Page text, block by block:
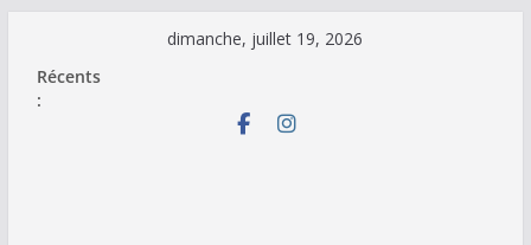
contenu
dimanche, juillet 19, 2026
Récents
: